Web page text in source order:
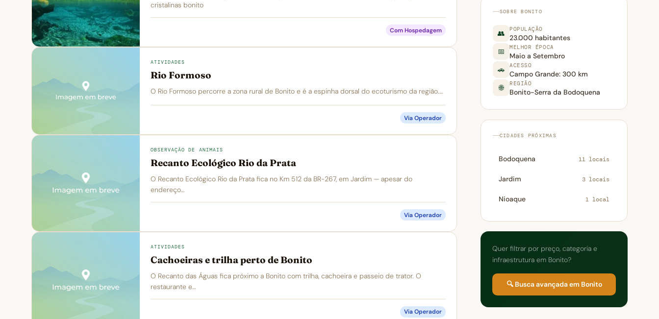
cristalinas bonito
Com Hospedagem
ATIVIDADES
Rio Formoso
O Rio Formoso percorre a zona rural de Bonito e é a espinha dorsal do ecoturismo da região.…
Via Operador
OBSERVAÇÃO DE ANIMAIS
Recanto Ecológico Rio da Prata
O Recanto Ecológico Rio da Prata fica no Km 512 da BR-267, em Jardim — apesar do
endereço…
Via Operador
ATIVIDADES
Cachoeiras e trilha perto de Bonito
O Recanto das Águas fica próximo a Bonito com trilha, cachoeira e passeio de trator. O
restaurante e…
Via Operador
SOBRE BONITO
👥 POPULAÇÃO
23.000 habitantes
📅
MELHOR ÉPOCA
Maio a Setembro
🚗
ACESSO
Campo Grande: 300 km
🌐
REGIÃO
Bonito-Serra da Bodoquena
CIDADES PRÓXIMAS
Bodoquena 11 locais
Jardim 3 locais
Nioaque 1 local
Quer filtrar por preço, categoria e
infraestrutura em Bonito?
🔍 Busca avançada em Bonito